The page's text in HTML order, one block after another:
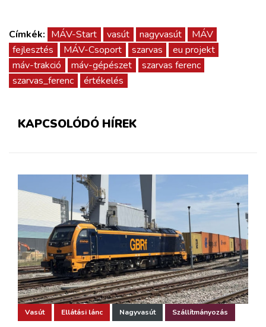
Címkék: MÁV-Start vasút nagyvasút
MÁV
fejlesztés
MÁV-Csoport szarvas
eu projekt
máv-trakció
máv-gépészet
szarvas ferenc
szarvas_ferenc
értékelés
KAPCSOLÓDÓ HÍREK
Vasút Ellátási lánc Nagyvasút Szállítmányozás